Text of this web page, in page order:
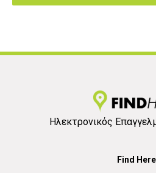
Ηλεκτρονικός
Find Here